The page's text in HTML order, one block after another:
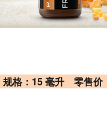
格：15 毫升 零售价